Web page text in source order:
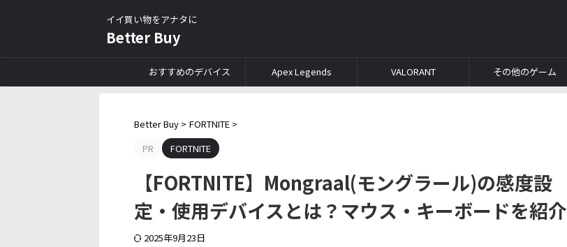
イイ買い物をアナタに
Better Buy
おすすめのデバイス Apex Legends VALORANT その他のゲーム
Better Buy > FORTNITE >
PR
FORTNITE
【FORTNITE】Mongraal(モングラール)の感度設
定・使用デバイスとは？マウス・キーボードを紹介
2025年9月23日